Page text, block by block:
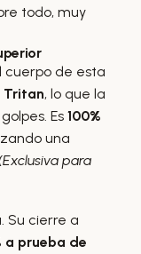
todo, muy
cuerpo de esta
Tritan, lo que la
Es 100%
una
para
Su cierre a
a prueba de